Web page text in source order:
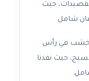
حيث
شامل.
خشب في رأس
حيث نفذنا